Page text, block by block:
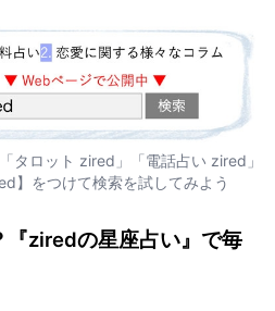
タロット zired」「電話占い zired」
】をつけて検索を試してみよう
『ziredの星座占い』で毎